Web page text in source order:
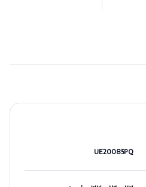
UE20085PQ